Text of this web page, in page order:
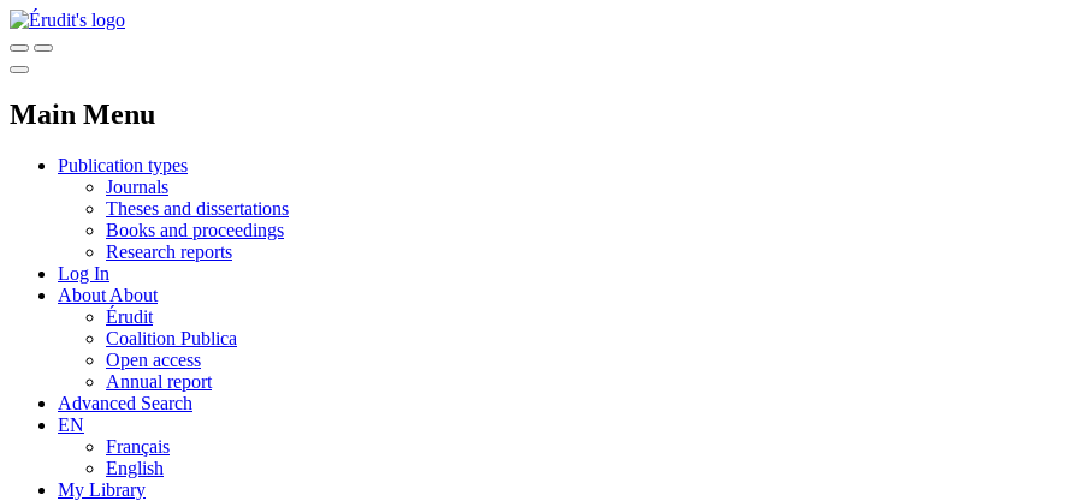
Main Menu
Publication types
Journals
Theses and dissertations
Books and proceedings
Research reports
Log In
About About
Érudit
Coalition Publica
Open access
Annual report
Advanced Search
EN
Français
English
My Library